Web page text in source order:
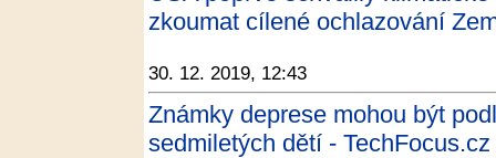
zkoumat cílené ochlazování
30. 12. 2019, 12:43
Známky deprese mohou být
sedmiletých dětí - TechFocus.cz